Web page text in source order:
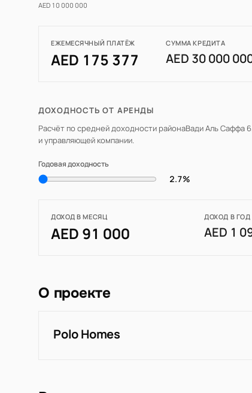
AED 10 000 000
ЕЖЕМЕСЯЧНЫЙ ПЛАТЁЖ
AED 175 377
СУММА КРЕДИТА
AED 30 000
ДОХОДНОСТЬ ОТ АРЕНДЫ
Расчёт по средней доходности районаВади Аль Саффа 6
и управляющей компании.
Годовая доходность
2.7%
ДОХОД В МЕСЯЦ
AED 91 000
ДОХОД В ГОД
AED 1
О проекте
Polo Homes